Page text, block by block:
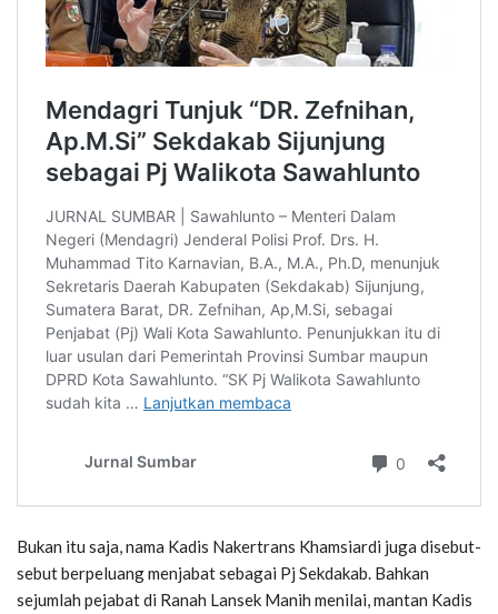
Bukan itu saja, nama Kadis Nakertrans Khamsiardi juga disebut-
sebut berpeluang menjabat sebagai Pj Sekdakab. Bahkan
sejumlah pejabat di Ranah Lansek Manih menilai, mantan Kadis